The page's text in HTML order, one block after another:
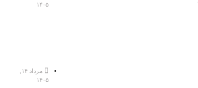
۱۴۰۵
۱۴۰۵